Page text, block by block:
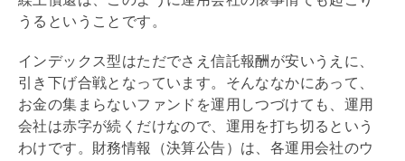
うるということです。
インデックス型はただでさえ信託報酬が安いうえに、
引き下げ合戦となっています。そんななかにあって、
お金の集まらないファンドを運用しつづけても、運用
会社は赤字が続くだけなので、運用を打ち切るという
わけです。財務情報（決算公告）は、各運用会社のウ